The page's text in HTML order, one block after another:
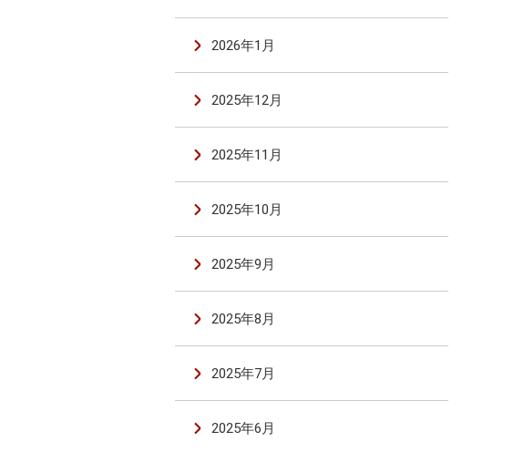
2026年1月
2025年12月
2025年11月
2025年10月
2025年9月
2025年8月
2025年7月
2025年6月